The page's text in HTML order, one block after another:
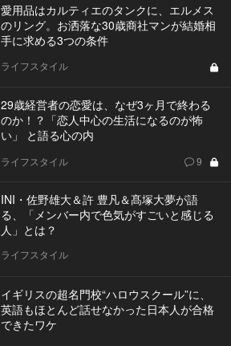
愛用品はカルティエのタンクに、エルメス
のリング。お洒落な30歳商社マンが結婚相
手に求める3つの条件
ライフスタイル
29歳経営者の恋愛は、なぜ3ヶ月で終わる
のか！？「恋人中心の生活になるのが怖
い」 と語る心の内
ライフスタイル 9
INI・佐野雄大＆許 豊凡＆髙塚大夢が語
る、「メンバー内で色気がすごいと感じる
人」とは？
ライフスタイル
イギリスの超名門校“ハロウスクール”に、
英語もほとんど話せなかった日本人が合格
できたワケ